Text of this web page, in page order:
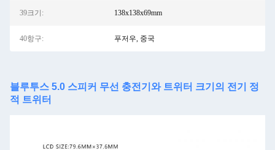
39크기: 138x138x69mm
40항구: 푸저우, 중국
블루투스 5.0 스피커 무선 충전기와 트위터 크기의 전기 정
적 트위터